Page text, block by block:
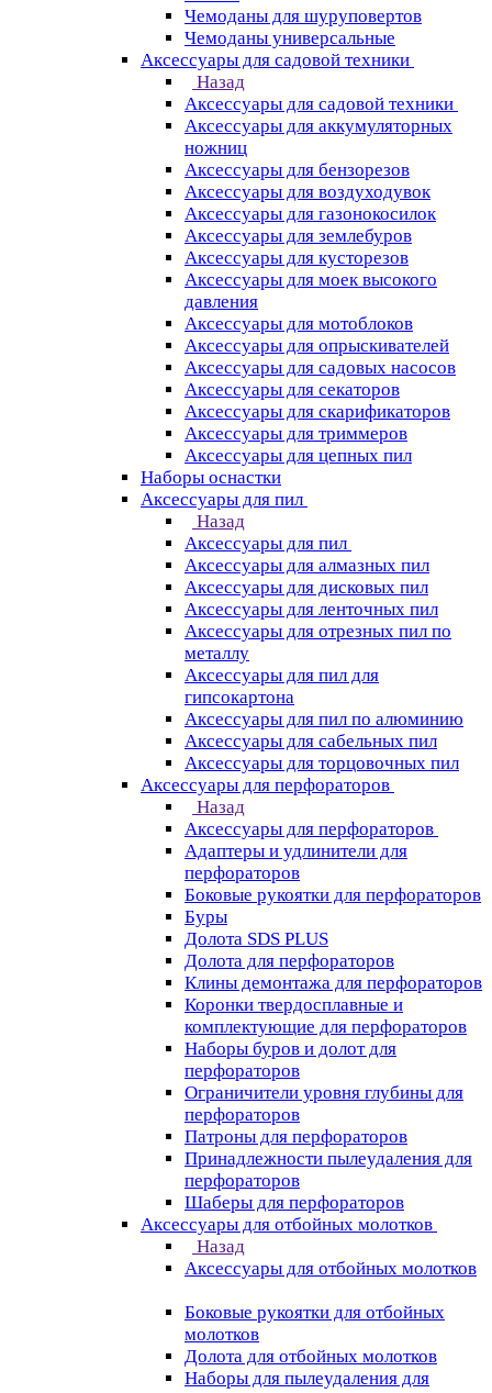
Чемоданы для шуруповертов
Чемоданы универсальные
Аксессуары для садовой техники
Назад
Аксессуары для садовой техники
Аксессуары для аккумуляторных
ножниц
Аксессуары для бензорезов
Аксессуары для воздуходувок
Аксессуары для газонокосилок
Аксессуары для землебуров
Аксессуары для кусторезов
Аксессуары для моек высокого
давления
Аксессуары для мотоблоков
Аксессуары для опрыскивателей
Аксессуары для садовых насосов
Аксессуары для секаторов
Аксессуары для скарификаторов
Аксессуары для триммеров
Аксессуары для цепных пил
Наборы оснастки
Аксессуары для пил
Назад
Аксессуары для пил
Аксессуары для алмазных пил
Аксессуары для дисковых пил
Аксессуары для ленточных пил
Аксессуары для отрезных пил по
металлу
Аксессуары для пил для
гипсокартона
Аксессуары для пил по алюминию
Аксессуары для сабельных пил
Аксессуары для торцовочных пил
Аксессуары для перфораторов
Назад
Аксессуары для перфораторов
Адаптеры и удлинители для
перфораторов
Боковые рукоятки для перфораторов
Буры
Долота SDS PLUS
Долота для перфораторов
Клины демонтажа для перфораторов
Коронки твердосплавные и
комплектующие для перфораторов
Наборы буров и долот для
перфораторов
Ограничители уровня глубины для
перфораторов
Патроны для перфораторов
Принадлежности пылеудаления для
перфораторов
Шаберы для перфораторов
Аксессуары для отбойных молотков
Назад
Аксессуары для отбойных молотков
Боковые рукоятки для отбойных
молотков
Долота для отбойных молотков
Наборы для пылеудаления для